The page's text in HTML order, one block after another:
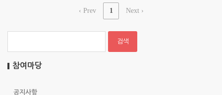
‹ Prev 1 Next ›
참여마당
공지사항